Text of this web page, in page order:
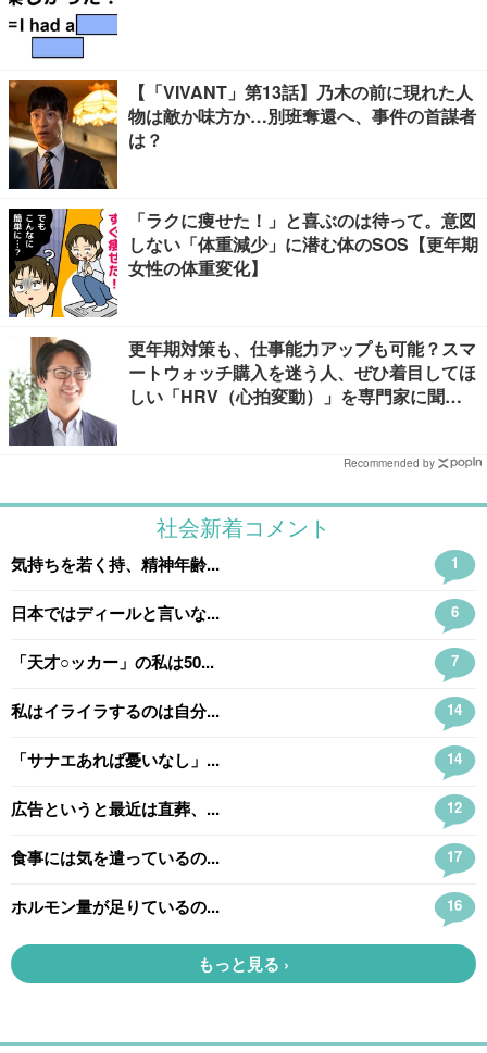
【「VIVANT」第13話】乃木の前に現れた人
物は敵か味方か…別班奪還へ、事件の首謀者
は？
「ラクに痩せた！」と喜ぶのは待って。意図
しない「体重減少」に潜む体のSOS【更年期
女性の体重変化】
更年期対策も、仕事能力アップも可能？スマ
ートウォッチ購入を迷う人、ぜひ着目してほ
しい「HRV（心拍変動）」を専門家に聞き
Recommended by